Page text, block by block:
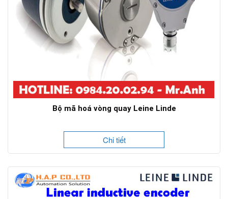
Bộ mã hoá vòng quay Leine Linde
Chi tiết